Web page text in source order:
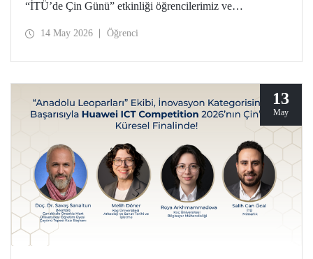
“İTÜ’de Çin Günü” etkinliği öğrencilerimiz ve
14 May 2026 Öğrenci
13
May